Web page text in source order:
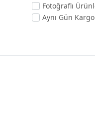
Fotoğraflı
Aynı Gün